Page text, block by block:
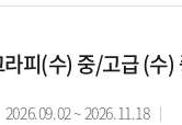
간
간
료
라피(수) 중/고급 (수)
강
2026.09.02 ~ 2026.11.18